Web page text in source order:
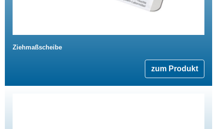
Ziehmaßscheibe
zum Produkt